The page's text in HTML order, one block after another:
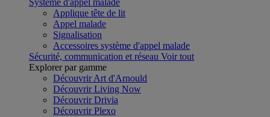
Système d'appel malade
Applique tête de lit
Appel malade
Signalisation
Accessoires système d'appel malade
Sécurité, communication et réseau Voir tout
Explorer par gamme
Découvrir Art d'Arnould
Découvrir Living Now
Découvrir Drivia
Découvrir Plexo